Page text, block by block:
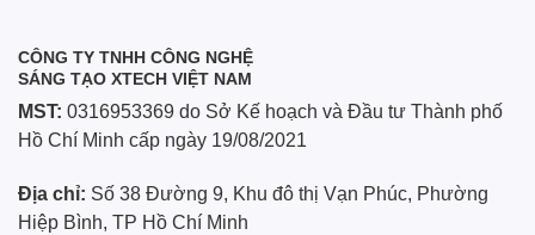
CÔNG TY TNHH CÔNG NGHỆ
SÁNG TẠO XTECH VIỆT NAM
MST: 0316953369 do Sở Kế hoạch và Đầu tư Thành phố
Hồ Chí Minh cấp ngày 19/08/2021
Địa chỉ: Số 38 Đường 9, Khu đô thị Vạn Phúc, Phường
Hiệp Bình, TP Hồ Chí Minh